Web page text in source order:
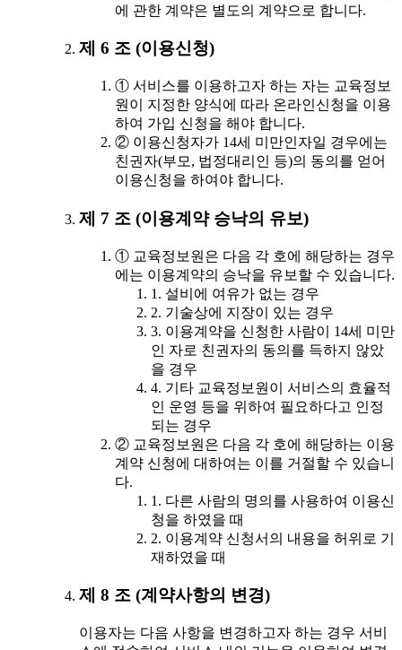
에 관한 계약은 별도의 계약으로 합니다.
제 6 조 (이용신청)
① 서비스를 이용하고자 하는 자는 교육정보
원이 지정한 양식에 따라 온라인신청을 이용
하여 가입 신청을 해야 합니다.
② 이용신청자가 14세 미만인자일 경우에는
친권자(부모, 법정대리인 등)의 동의를 얻어
이용신청을 하여야 합니다.
제 7 조 (이용계약 승낙의 유보)
① 교육정보원은 다음 각 호에 해당하는 경우
에는 이용계약의 승낙을 유보할 수 있습니다.
1. 설비에 여유가 없는 경우
2. 기술상에 지장이 있는 경우
3. 이용계약을 신청한 사람이 14세 미만
인 자로 친권자의 동의를 득하지 않았
을 경우
4. 기타 교육정보원이 서비스의 효율적
인 운영 등을 위하여 필요하다고 인정
되는 경우
② 교육정보원은 다음 각 호에 해당하는 이용
계약 신청에 대하여는 이를 거절할 수 있습니
다.
1. 다른 사람의 명의를 사용하여 이용신
청을 하였을 때
2. 이용계약 신청서의 내용을 허위로 기
재하였을 때
제 8 조 (계약사항의 변경)
이용자는 다음 사항을 변경하고자 하는 경우 서비